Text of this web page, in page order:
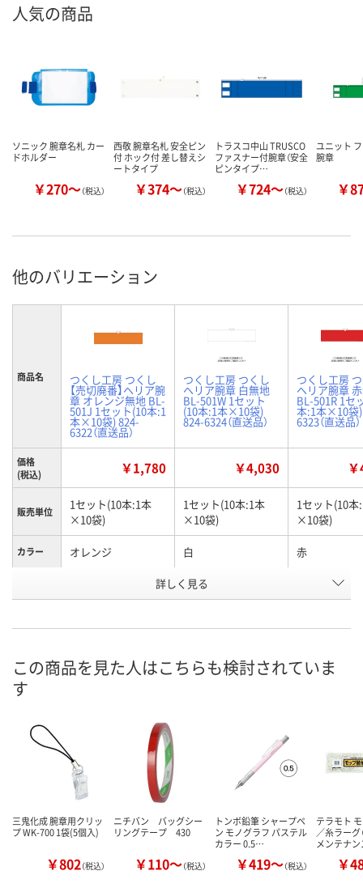
人気の商品
ソニック 腕章名札 カー
ドホルダー
￥270～（税込）
西敬 腕章名札 安全ピン
付 ホック付 差し替えシ
ートタイプ
￥374～（税込）
トラスコ中山 TRUSCO
ファスナー付腕章（安全
ピンタイプ…
￥724～（税込）
ユニット
腕章
￥
他のバリエーション
商品名 つくし工房 つくし
【売切廃番】ヘリア腕
章 オレンジ無地 BL-
501J 1セット(10本:1
本×10袋) 824-
6322（直送品）
つくし工房 つくし
ヘリア腕章 白無地
BL-501W 1セット
(10本:1本×10袋)
824-6324（直送品）
つくし工房
ヘリア腕章
BL-501R 1セ
本:1本×10袋
6323（直送品）
価格
(税込)
￥1,780 ￥4,030
販売単位
1セット(10本:1本
×10袋)
1セット(10本:1本
×10袋)
1セット(10本
×10袋)
カラー オレンジ 白 赤
AW79672 AW62398
詳しく見る
この商品を見た人はこちらも検討されていま
す
三鬼化成 腕章用クリッ
プ WK-700 1袋(5個入)
￥802（税込）
ニチバン バッグシー
リングテープ 430
￥110～（税込）
トンボ鉛筆 シャープペ
ン モノグラフ パステル
カラー 0.5…
￥419～（税込）
テラモト
／糸ラーグ
メンテナ
￥